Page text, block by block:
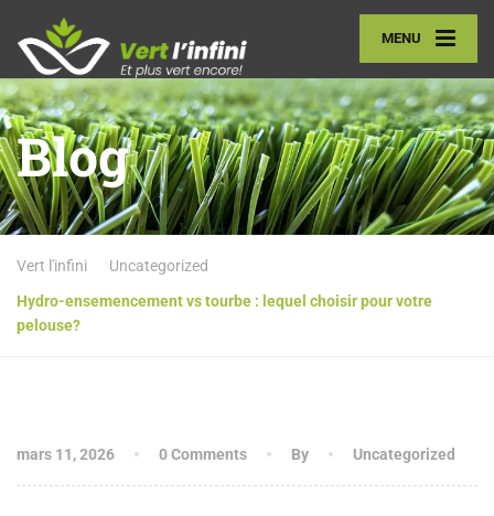
MENU
Blog
Vert l'infini
Uncategorized
Hydro-ensemencement vs tourbe : lequel choisir pour votre
pelouse?
mars 11, 2026 0 Comments By Uncategorized